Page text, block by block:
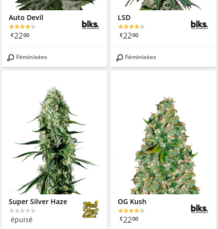
Auto Devil
€2200
Féminisées
LSD
€2200
Féminisées
Super Silver Haze
épuisé
OG Kush
€2200